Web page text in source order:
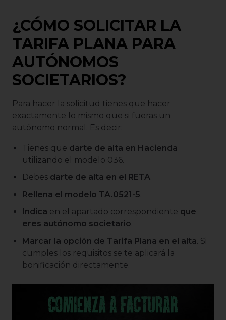
¿CÓMO SOLICITAR LA
TARIFA PLANA PARA
AUTÓNOMOS
SOCIETARIOS?
Para hacer la solicitud tienes que hacer
exactamente lo mismo que si fueras un
autónomo normal. Es decir:
Tienes que darte de alta en Hacienda
utilizando el modelo 036.
Debes darte de alta en el RETA.
Rellena el modelo TA.0521-5.
Indica en el apartado correspondiente que
eres autónomo societario.
Marcar la opción de Tarifa Plana en el alta. Si
cumples los requisitos se te aplicará la
bonificación directamente.